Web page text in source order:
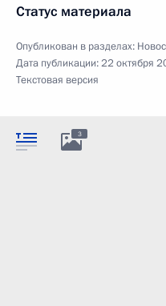
Статус материала
Опубликован в разделах:
Дата публикации:22 октября
Текстовая версия
3